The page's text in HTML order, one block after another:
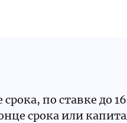
по ставке до
срока или